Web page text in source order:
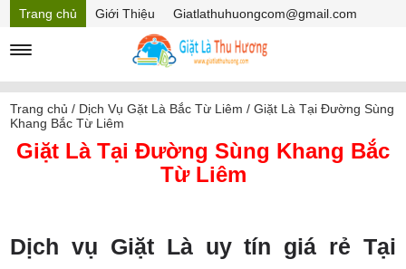
Trang chủ Giới Thiệu
Giatlathuhuongcom@gmail.com
Mã Giảm giá
Trang chủ / Dịch Vụ Gặt Là Bắc Từ Liêm /Giặt Là Tại Đường Sùng
Khang Bắc Từ Liêm
Giặt Là Tại Đường Sùng Khang Bắc
Từ Liêm
Dịch vụ Giặt Là uy tín giá rẻ Tại